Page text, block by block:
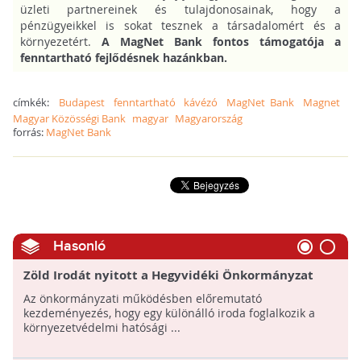
üzleti partnereinek és tulajdonosainak, hogy a
pénzügyeikkel is sokat tesznek a társadalomért és a
környezetért. A MagNet Bank fontos támogatója a
fenntartható fejlődésnek hazánkban.
címkék: Budapest fenntartható kávézó MagNet Bank
Magnet
Magyar Közösségi Bank magyar Magyarország
forrás: MagNet Bank
Hasonló
Zöld Irodát nyitott a Hegyvidéki Önkormányzat
Az önkormányzati működésben előremutató
kezdeményezés, hogy egy különálló iroda foglalkozik a
környezetvédelmi hatósági ...